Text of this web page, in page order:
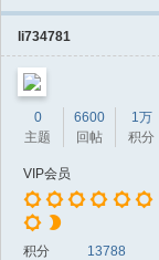
li734781
0
主题
6600
回帖
1万
积分
VIP会员
积分 13788